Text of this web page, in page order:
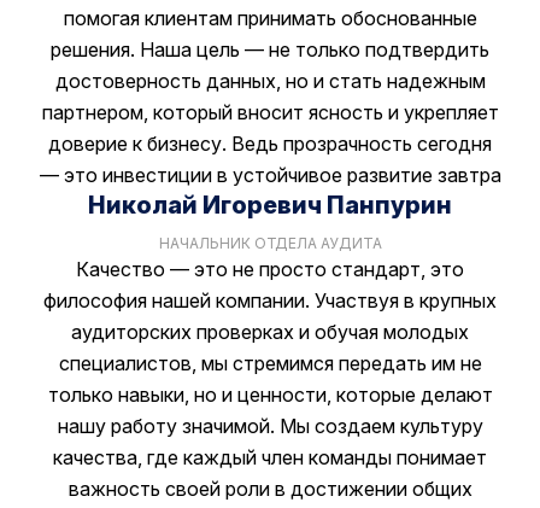
помогая клиентам принимать обоснованные
решения. Наша цель — не только подтвердить
достоверность данных, но и стать надежным
партнером, который вносит ясность и укрепляет
доверие к бизнесу. Ведь прозрачность сегодня
— это инвестиции в устойчивое развитие завтра
Николай Игоревич Панпурин
НАЧАЛЬНИК ОТДЕЛА АУДИТА
Качество — это не просто стандарт, это
философия нашей компании. Участвуя в крупных
аудиторских проверках и обучая молодых
специалистов, мы стремимся передать им не
только навыки, но и ценности, которые делают
нашу работу значимой. Мы создаем культуру
качества, где каждый член команды понимает
важность своей роли в достижении общих